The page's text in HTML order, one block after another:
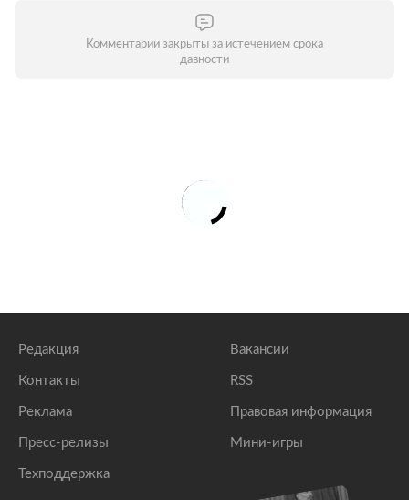
Комментарии закрыты за истечением срока
давности
Редакция
Контакты
Реклама
Пресс-релизы
Техподдержка
Вакансии
RSS
Правовая информация
Мини-игры